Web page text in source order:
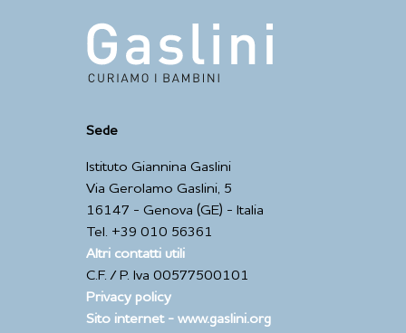
Sede
Istituto Giannina Gaslini
Via Gerolamo Gaslini, 5
16147 - Genova (GE) - Italia
Tel. +39 010 56361
Altri contatti utili
C.F. / P. Iva 00577500101
Privacy policy
Sito internet - www.gaslini.org